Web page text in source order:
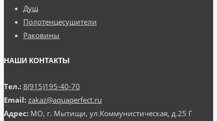
Душ
Полотенцесушители
Раковины
НАШИ КОНТАКТЫ
Тел.: 8(915)195-40-70
Email: zakaz@aquaperfect.ru
Адрес: МО, г. Мытищи, ул.Коммунистическая, д.25 Г